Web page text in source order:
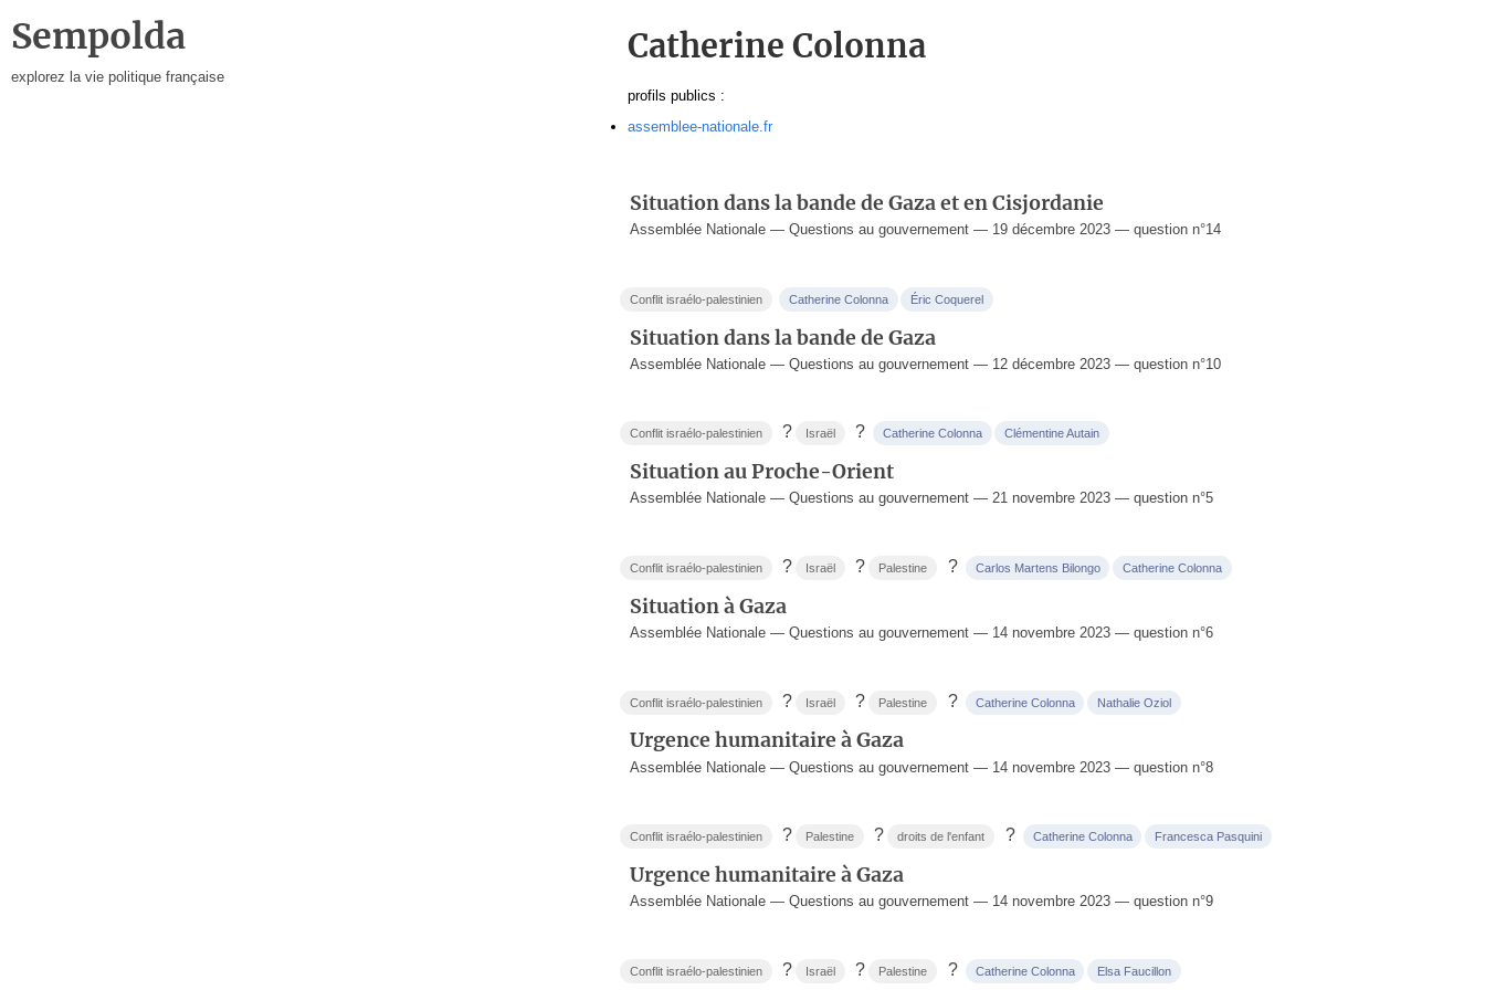
Sempolda
explorez la vie politique française
Catherine Colonna
profils publics :
assemblee-nationale.fr
Situation dans la bande de Gaza et en Cisjordanie
Assemblée Nationale — Questions au gouvernement — 19 décembre 2023 — question n°14
Conflit israélo-palestinien Catherine Colonna Éric Coquerel
Situation dans la bande de Gaza
Assemblée Nationale — Questions au gouvernement — 12 décembre 2023 — question n°10
Conflit israélo-palestinien ? Israël ? Catherine Colonna Clémentine Autain
Situation au Proche-Orient
Assemblée Nationale — Questions au gouvernement — 21 novembre 2023 — question n°5
Conflit israélo-palestinien ? Israël ? Palestine ? Carlos Martens Bilongo Catherine Colonna
Situation à Gaza
Assemblée Nationale — Questions au gouvernement — 14 novembre 2023 — question n°6
Conflit israélo-palestinien ? Israël ? Palestine ? Catherine Colonna Nathalie Oziol
Urgence humanitaire à Gaza
Assemblée Nationale — Questions au gouvernement — 14 novembre 2023 — question n°8
Conflit israélo-palestinien ? Palestine ? droits de l'enfant ? Catherine Colonna Francesca Pasquini
Urgence humanitaire à Gaza
Assemblée Nationale — Questions au gouvernement — 14 novembre 2023 — question n°9
Conflit israélo-palestinien ? Israël ? Palestine ? Catherine Colonna Elsa Faucillon